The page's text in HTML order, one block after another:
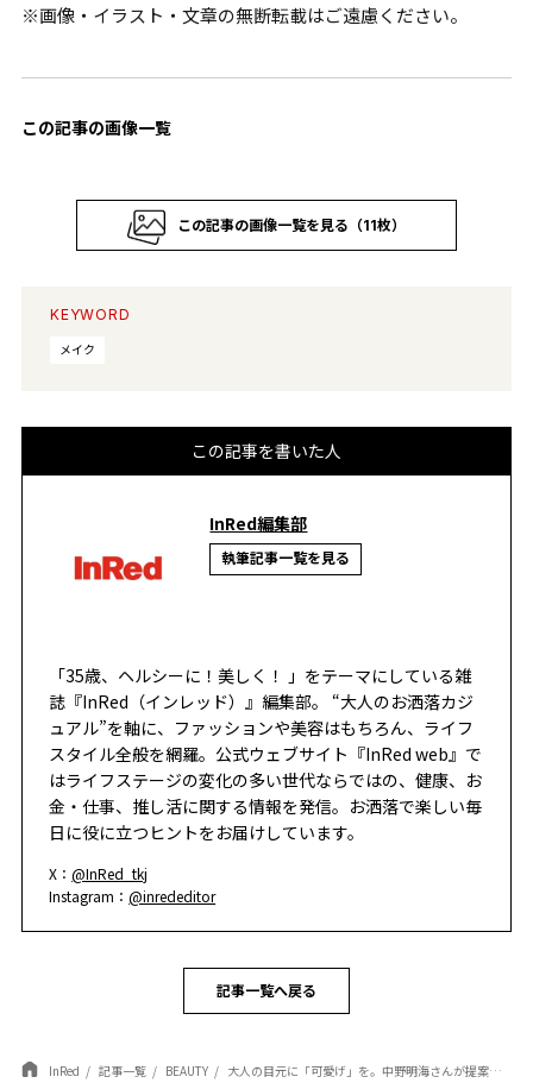
※画像・イラスト・文章の無断転載はご遠慮ください。
この記事の画像一覧
この記事の画像一覧を見る（11枚）
KEYWORD
メイク
この記事を書いた人
InRed編集部
執筆記事一覧を見る
「35歳、ヘルシーに！美しく！ 」をテーマにしている雑
誌『InRed（インレッド）』編集部。 “大人のお洒落カジ
ュアル”を軸に、ファッションや美容はもちろん、ライフ
スタイル全般を網羅。公式ウェブサイト『InRed web』で
はライフステージの変化の多い世代ならではの、健康、お
金・仕事、推し活に関する情報を発信。お洒落で楽しい毎
日に役に立つヒントをお届けしています。
X：@InRed_tkj
Instagram：@inrededitor
記事一覧へ戻る
InRed 記事一覧 BEAUTY 大人の目元に「可愛げ」を。中野明海さんが提案する、2026年版・最新ピンクメイクの作り方